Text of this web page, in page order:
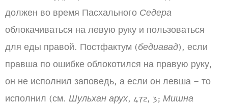
должен во время Пасхального Седера
облокачиваться на левую руку и пользоваться
для еды правой. Постфактум (бедиавад), если
правша по ошибке облокотился на правую руку,
он не исполнил заповедь, а если он левша – то
исполнил (см. Шульхан арух, 472, 3; Мишна